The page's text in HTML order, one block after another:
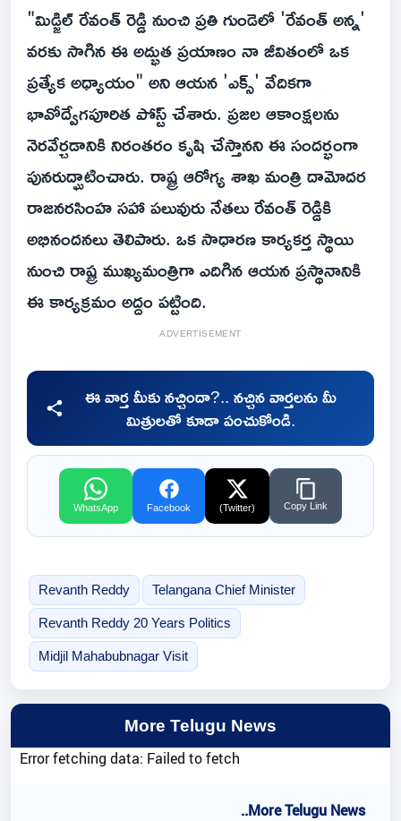
"మిడ్జిల్ రేవంత్ రెడ్డి నుంచి ప్రతి గుండెలో 'రేవంత్ అన్న'
వరకు సాగిన ఈ అద్భుత ప్రయాణం నా జీవితంలో ఒక
ప్రత్యేక అధ్యాయం" అని ఆయన 'ఎక్స్' వేదికగా
భావోద్వేగపూరిత పోస్ట్ చేశారు. ప్రజల ఆకాంక్షలను
నెరవేర్చడానికి నిరంతరం కృషి చేస్తానని ఈ సందర్భంగా
పునరుద్ఘాటించారు. రాష్ట్ర ఆరోగ్య శాఖ మంత్రి దామోదర
రాజనరసింహ సహా పలువురు నేతలు రేవంత్ రెడ్డికి
అభినందనలు తెలిపారు. ఒక సాధారణ కార్యకర్త స్థాయి
నుంచి రాష్ట్ర ముఖ్యమంత్రిగా ఎదిగిన ఆయన ప్రస్థానానికి
ఈ కార్యక్రమం అద్దం పట్టింది.
ADVERTISEMENT
ఈ వార్త మీకు నచ్చిందా?.. నచ్చిన వార్తలను మీ
మిత్రులతో కూడా పంచుకోండి.
WhatsApp Facebook (Twitter) Copy Link
Revanth Reddy Telangana Chief Minister
Revanth Reddy 20 Years Politics
Midjil Mahabubnagar Visit
More Telugu News
Error fetching data: Failed to fetch
..More Telugu News